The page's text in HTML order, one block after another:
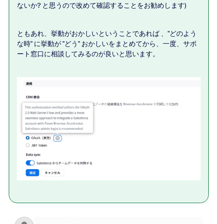
ないか? と思うので改めて確認することをお勧めします)
ともあれ、挙動がおかしいということであれば 、"どのよう
な時" に挙動が "どう" おかしいをまとめてから、一度、サポ
ート窓口に相談してみるのが良いと思います。